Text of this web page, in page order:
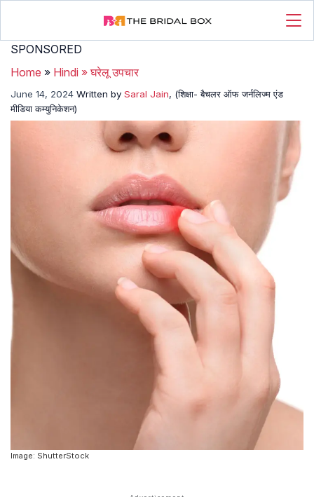
SPONSORED
Home » Hindi »घरेलू उपचार
June 14, 2024 Written by Saral Jain, (शिक्षा- बैचलर ऑफ जर्नलिज्म एंड
मीडिया कम्युनिकेशन)
Image: ShutterStock